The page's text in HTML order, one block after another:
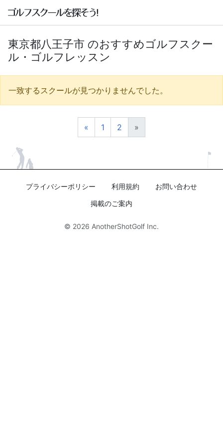
東京都八王子市 のおすすめゴルフスクー
ル・ゴルフレッスン
一致するスクールが見つかりませんでした。
« 1 2 »
プライバシーポリシー 利用規約
お問い合わせ
掲載のご案内
© 2026 AnotherShotGolf Inc.